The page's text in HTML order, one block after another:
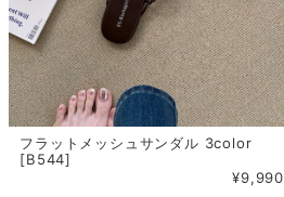
フラットメッシュサンダル 3color
[B544]
¥9,990